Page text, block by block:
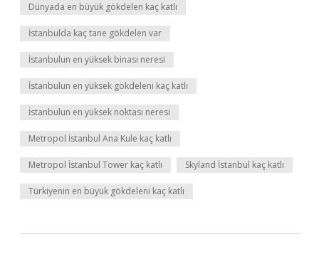
Dünyada en büyük gökdelen kaç katlı
İstanbulda kaç tane gökdelen var
İstanbulun en yüksek binası neresi
İstanbulun en yüksek gökdeleni kaç katlı
İstanbulun en yüksek noktası neresi
Metropol İstanbul Ana Kule kaç katlı
Metropol İstanbul Tower kaç katlı Skyland İstanbul kaç katlı
Türkiyenin en büyük gökdeleni kaç katlı